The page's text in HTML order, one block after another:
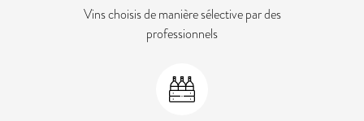
Vins choisis de manière sélective par des
professionnels